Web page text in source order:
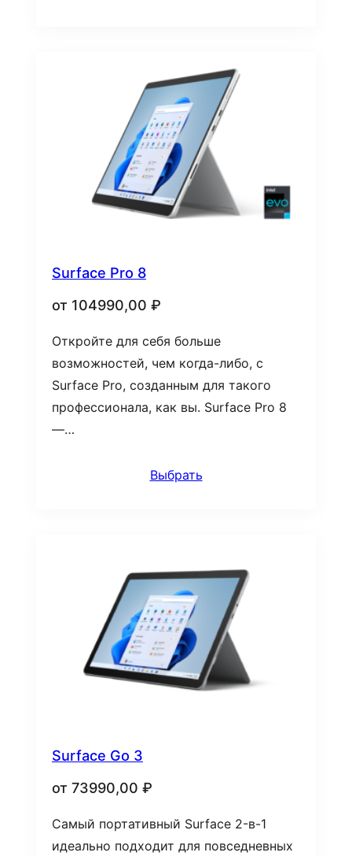
Surface Pro 8
от 104990,00 ₽
Откройте для себя больше
возможностей, чем когда-либо, с
Surface Pro, созданным для такого
профессионала, как вы. Surface Pro 8
—…
Выбрать
Surface Go 3
от 73990,00 ₽
Самый портативный Surface 2-в-1
идеально подходит для повседневных